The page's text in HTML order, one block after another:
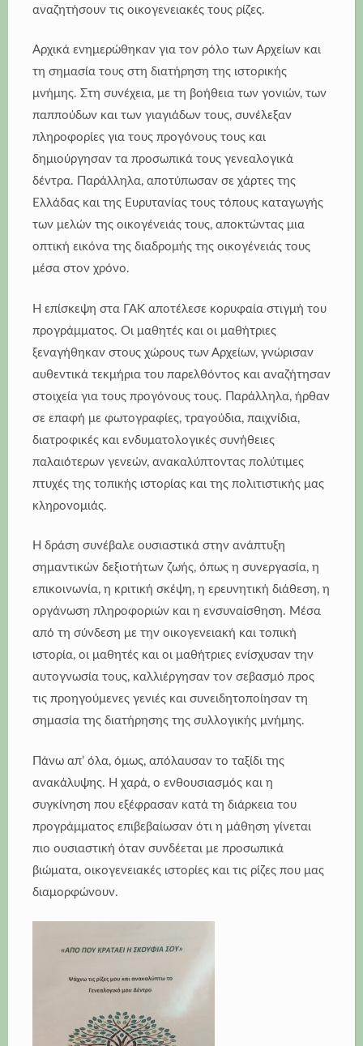
αναζητήσουν τις οικογενειακές τους ρίζες.
Αρχικά ενημερώθηκαν για τον ρόλο των Αρχείων και
τη σημασία τους στη διατήρηση της ιστορικής
μνήμης. Στη συνέχεια, με τη βοήθεια των γονιών, των
παππούδων και των γιαγιάδων τους, συνέλεξαν
πληροφορίες για τους προγόνους τους και
δημιούργησαν τα προσωπικά τους γενεαλογικά
δέντρα. Παράλληλα, αποτύπωσαν σε χάρτες της
Ελλάδας και της Ευρυτανίας τους τόπους καταγωγής
των μελών της οικογένειάς τους, αποκτώντας μια
οπτική εικόνα της διαδρομής της οικογένειάς τους
μέσα στον χρόνο.
Η επίσκεψη στα ΓΑΚ αποτέλεσε κορυφαία στιγμή του
προγράμματος. Οι μαθητές και οι μαθήτριες
ξεναγήθηκαν στους χώρους των Αρχείων, γνώρισαν
αυθεντικά τεκμήρια του παρελθόντος και αναζήτησαν
στοιχεία για τους προγόνους τους. Παράλληλα, ήρθαν
σε επαφή με φωτογραφίες, τραγούδια, παιχνίδια,
διατροφικές και ενδυματολογικές συνήθειες
παλαιότερων γενεών, ανακαλύπτοντας πολύτιμες
πτυχές της τοπικής ιστορίας και της πολιτιστικής μας
κληρονομιάς.
Η δράση συνέβαλε ουσιαστικά στην ανάπτυξη
σημαντικών δεξιοτήτων ζωής, όπως η συνεργασία, η
επικοινωνία, η κριτική σκέψη, η ερευνητική διάθεση, η
οργάνωση πληροφοριών και η ενσυναίσθηση. Μέσα
από τη σύνδεση με την οικογενειακή και τοπική
ιστορία, οι μαθητές και οι μαθήτριες ενίσχυσαν την
αυτογνωσία τους, καλλιέργησαν τον σεβασμό προς
τις προηγούμενες γενιές και συνειδητοποίησαν τη
σημασία της διατήρησης της συλλογικής μνήμης.
Πάνω απ’ όλα, όμως, απόλαυσαν το ταξίδι της
ανακάλυψης. Η χαρά, ο ενθουσιασμός και η
συγκίνηση που εξέφρασαν κατά τη διάρκεια του
προγράμματος επιβεβαίωσαν ότι η μάθηση γίνεται
πιο ουσιαστική όταν συνδέεται με προσωπικά
βιώματα, οικογενειακές ιστορίες και τις ρίζες που μας
διαμορφώνουν.